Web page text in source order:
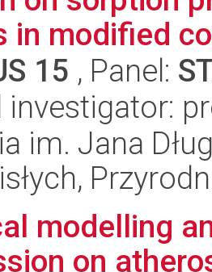
in modified
15 , Panel:
investigator:
im. Jana
modelling
on